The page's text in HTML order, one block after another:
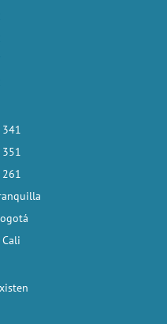
341
351
261